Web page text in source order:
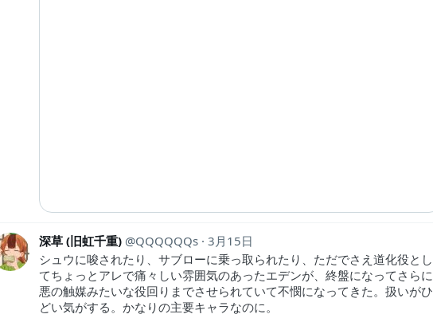
深草 (旧虹千重) QQQQQQs
3月15日
シュウに唆されたり、サブローに乗っ取られたり、ただでさえ道化役とし
てちょっとアレで痛々しい雰囲気のあったエデンが、終盤になってさらに
悪の触媒みたいな役回りまでさせられていて不憫になってきた。扱いがひ
どい気がする。かなりの主要キャラなのに。